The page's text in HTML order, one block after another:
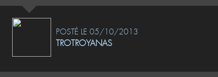
POSTÉ LE 05/10/2013
TROTROYANAS